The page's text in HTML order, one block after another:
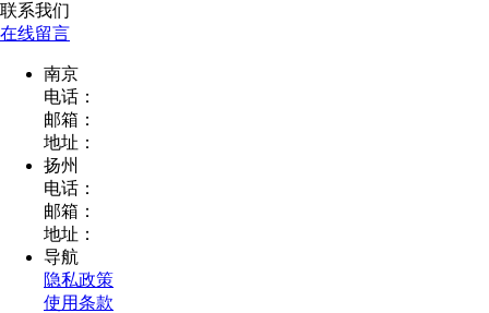
联系我们
在线留言
南京
电话：
邮箱：
地址：
扬州
电话：
邮箱：
地址：
导航
隐私政策
使用条款